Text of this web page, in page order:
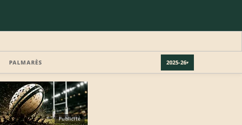
PALMARÈS 2025-26▾
Publicité